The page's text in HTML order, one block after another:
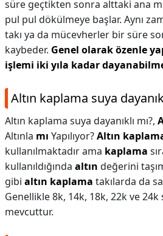
süre geçtikten sonra alttaki ana
pul pul dökülmeye başlar. Aynı
takı ya da mücevherler bir süre
kaybeder. Genel olarak özenle
işlemi iki yıla kadar
Altın kaplama suya
Altın kaplama suya dayanıklı mı?,
Altınla mı Yapılıyor?Altın
kullanılmaktadır ama kaplama
kullanıldığında altın değerini
gibi altın kaplama takılarda da
Genellikle 8k, 14k, 18k, 22k ve 24k
mevcuttur.